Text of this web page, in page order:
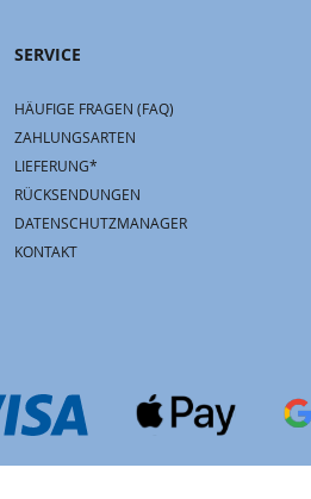
SERVICE
HÄUFIGE FRAGEN (FAQ)
ZAHLUNGSARTEN
LIEFERUNG*
RÜCKSENDUNGEN
DATENSCHUTZMANAGER
KONTAKT